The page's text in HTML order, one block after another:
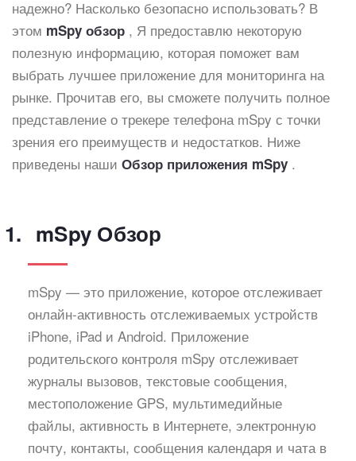
надежно? Насколько безопасно использовать? В
этом mSpy обзор , Я предоставлю некоторую
полезную информацию, которая поможет вам
выбрать лучшее приложение для мониторинга на
рынке. Прочитав его, вы сможете получить полное
представление о трекере телефона mSpy с точки
зрения его преимуществ и недостатков. Ниже
приведены наши Обзор приложения mSpy .
mSpy Обзор
mSpy — это приложение, которое отслеживает
онлайн-активность отслеживаемых устройств
iPhone, iPad и Android. Приложение
родительского контроля mSpy отслеживает
журналы вызовов, текстовые сообщения,
местоположение GPS, мультимедийные
файлы, активность в Интернете, электронную
почту, контакты, сообщения календаря и чата в